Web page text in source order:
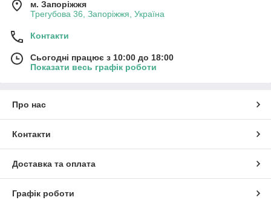
м. Запоріжжя
Трегубова 36, Запоріжжя, Україна
Контакти
Сьогодні працює з 10:00 до 18:00
Показати весь графік роботи
Про нас
Контакти
Доставка та оплата
Графік роботи